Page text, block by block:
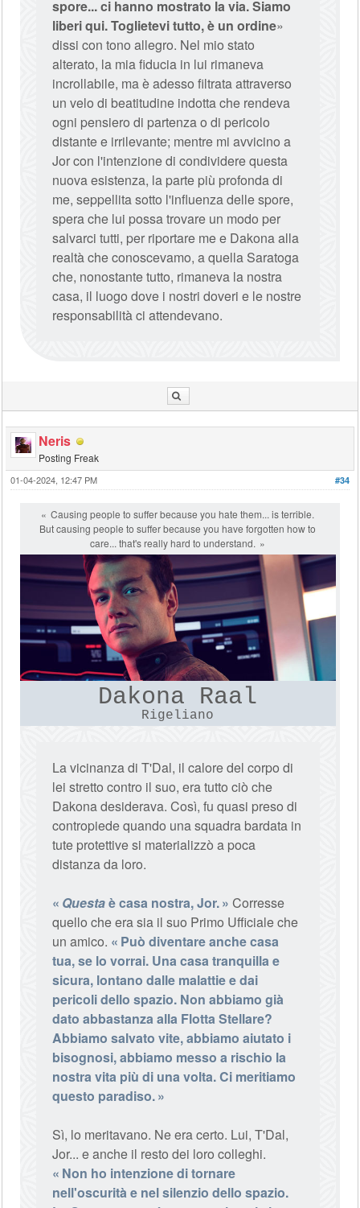
spore... ci hanno mostrato la via. Siamo
liberi qui. Toglietevi tutto, è un ordine»
dissi con tono allegro. Nel mio stato
alterato, la mia fiducia in lui rimaneva
incrollabile, ma è adesso filtrata attraverso
un velo di beatitudine indotta che rendeva
ogni pensiero di partenza o di pericolo
distante e irrilevante; mentre mi avvicino a
Jor con l'intenzione di condividere questa
nuova esistenza, la parte più profonda di
me, seppellita sotto l'influenza delle spore,
spera che lui possa trovare un modo per
salvarci tutti, per riportare me e Dakona alla
realtà che conoscevamo, a quella Saratoga
che, nonostante tutto, rimaneva la nostra
casa, il luogo dove i nostri doveri e le nostre
responsabilità ci attendevano.
Neris
Posting Freak
#34
01-04-2024, 12:47 PM
Causing people to suffer because you hate them... is terrible.
But causing people to suffer because you have forgotten how to
care... that's really hard to understand.
Dakona Raal
Rigeliano
La vicinanza di T'Dal, il calore del corpo di
lei stretto contro il suo, era tutto ciò che
Dakona desiderava. Così, fu quasi preso di
contropiede quando una squadra bardata in
tute protettive si materializzò a poca
distanza da loro.
Questaè casa nostra, Jor.
Corresse
quello che era sia il suo Primo Ufficiale che
un amico.
Può diventare anche casa
tua, se lo vorrai. Una casa tranquilla e
sicura, lontano dalle malattie e dai
pericoli dello spazio. Non abbiamo già
dato abbastanza alla Flotta Stellare?
Abbiamo salvato vite, abbiamo aiutato i
bisognosi, abbiamo messo a rischio la
nostra vita più di una volta. Ci meritiamo
questo paradiso.
Sì, lo meritavano. Ne era certo. Lui, T'Dal,
Jor... e anche il resto dei loro colleghi.
Non ho intenzione di tornare
nell'oscurità e nel silenzio dello spazio.